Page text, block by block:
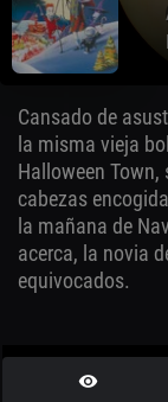
Cansado de
la misma vieja
Halloween Town,
cabezas
la mañana de
acerca, la novia
equivocados.
remove_red_eye